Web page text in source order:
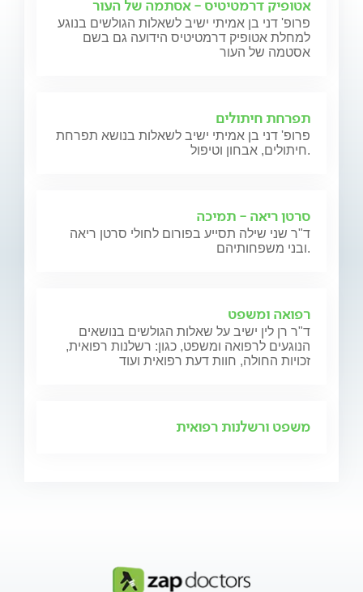
אטופיק דרמטיטיס - אסתמה של העור
פרופ' דני בן אמיתי ישיב לשאלות הגולשים בנוגע
למחלת אטופיק דרמטיטיס הידועה גם בשם
אסטמה של העור
תפרחת חיתולים
פרופ' דני בן אמיתי ישיב לשאלות בנושא תפרחת
חיתולים, אבחון וטיפול.
סרטן ריאה - תמיכה
ד"ר שני שילה תסייע בפורום לחולי סרטן ריאה
ובני משפחותיהם.
רפואה ומשפט
ד"ר רן לין ישיב על שאלות הגולשים בנושאים
הנוגעים לרפואה ומשפט, כגון: רשלנות רפואית,
זכויות החולה, חוות דעת רפואית ועוד
משפט ורשלנות רפואית